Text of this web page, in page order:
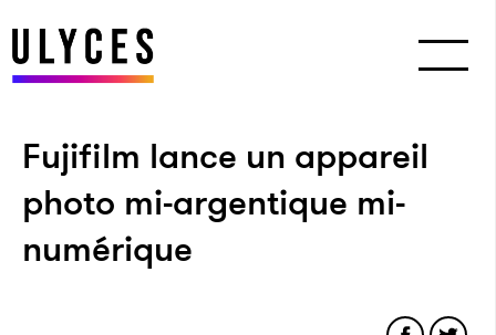
Fujifilm lance un appareil
photo mi-argentique mi-
numérique